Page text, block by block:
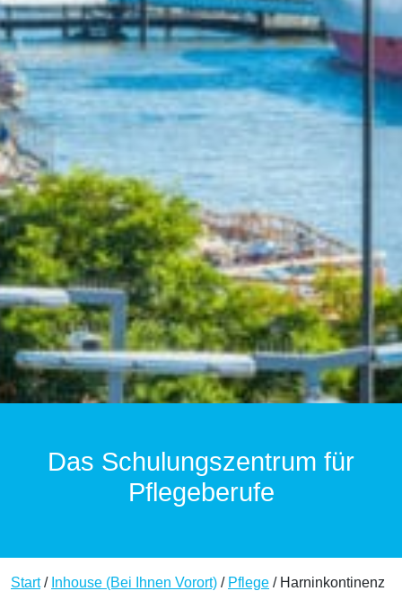
Das Schulungszentrum für
Pflegeberufe
Start/ Inhouse (Bei Ihnen Vorort) / Pflege / Harninkontinenz